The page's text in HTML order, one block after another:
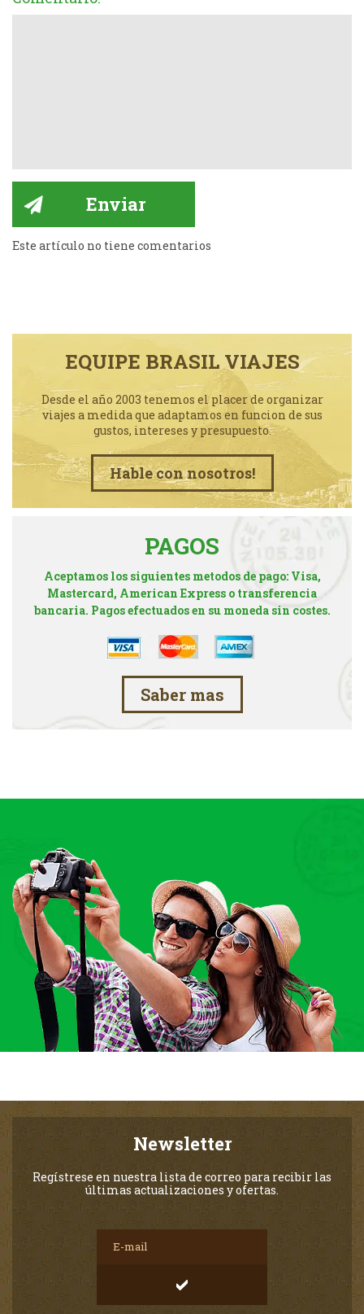
Este artículo no tiene comentarios
EQUIPE BRASIL VIAJES
Desde el año 2003 tenemos el placer de organizar
viajes a medida que adaptamos en funcion de sus
gustos, intereses y presupuesto.
Hable con nosotros!
PAGOS
Aceptamos los siguientes metodos de pago: Visa,
Mastercard, American Express o transferencia
bancaria. Pagos efectuados en su moneda sin costes.
Saber mas
Newsletter
Regístrese en nuestra lista de correo para recibir las
últimas actualizaciones y ofertas.